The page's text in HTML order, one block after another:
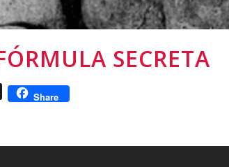
SECRETA
X Share